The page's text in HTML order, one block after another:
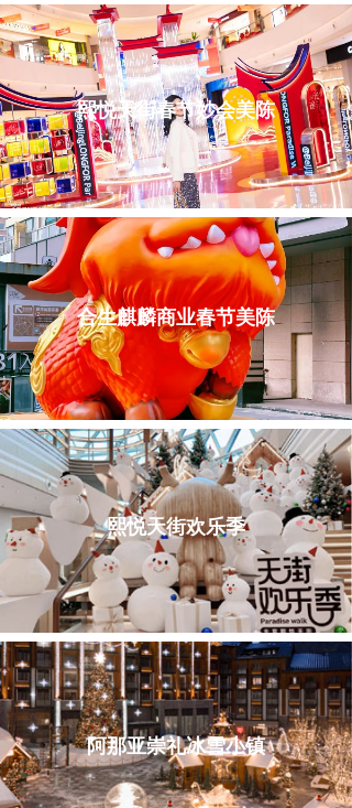
熙悦天街春节妙会美陈
合生麒麟商业春节美陈
熙悦天街欢乐季
阿那亚崇礼冰雪小镇